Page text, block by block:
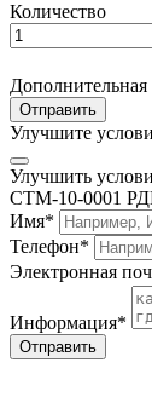
Количество
Отправить
Улучшите
Улучшить
СТМ-10-0001
Имя*
Телефон*
Электронная
Информация*
Отправить